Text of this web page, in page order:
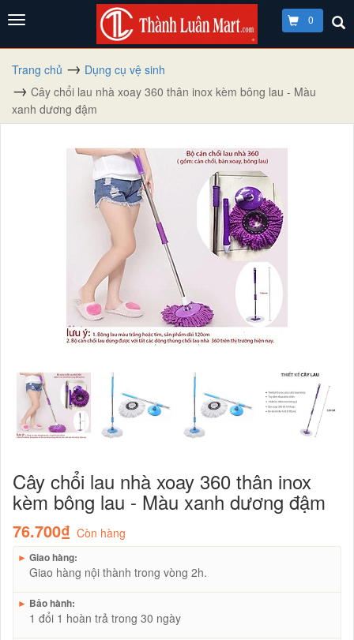
0
Trang chủ
Dụng cụ vệ sinh
Cây chổi lau nhà xoay 360 thân inox kèm bông lau - Màu
xanh dương đậm
Cây chổi lau nhà xoay 360 thân inox
kèm bông lau - Màu xanh dương đậm
76.700₫ Còn hàng
► Giao hàng:
Giao hàng nội thành trong vòng 2h.
► Bảo hành:
1 đổi 1 hoàn trả trong 30 ngày